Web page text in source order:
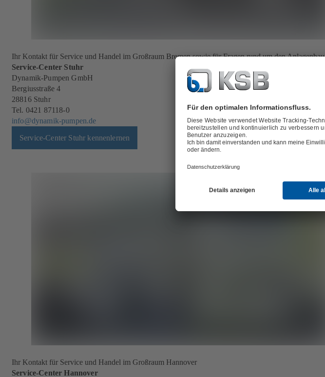
Ihr Kontakt für Service und Handel im Großraum Bremen sowie für Fragen rund um den Anlagenbau
Service-Center Stuhr
Dynamik-Pumpen GmbH
Bergiusstraße 4
28816 Stuhr
Tel. 0421 87118-0
info@dynamik-pumpen.de
Service-Center Stuhr kennenlernen
Ihr Kontakt für Service und Handel im Großraum Hannover
Service-Center Hannover